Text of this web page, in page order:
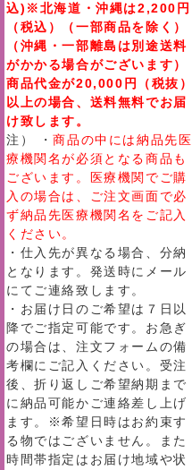
込)※北海道・沖縄は2,200円
（税込）（一部商品を除く）
（沖縄・一部離島は別途送料
がかかる場合がございます）
商品代金が20,000円（税抜）
以上の場合、送料無料でお届
け致します。
注） ・商品の中には納品先医
療機関名が必須となる商品も
ございます。医療機関でご購
入の場合は、ご注文画面で必
ず納品先医療機関名をご記入
ください。
・仕入先が異なる場合、分納
となります。発送時にメール
にてご連絡致します。
・お届け日のご希望は７日以
降でご指定可能です。お急ぎ
の場合は、注文フォームの備
考欄にご記入ください。受注
後、折り返しご希望納期まで
に納品可能かご連絡差し上げ
ます。※希望日時はお約束す
る物ではございません。また
時間帯指定はお届け地域や状